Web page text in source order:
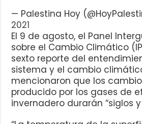
— Palestina Hoy
2021
El 9 de agosto, el Panel
sobre el Cambio Climático
sexto reporte del
sistema y el cambio
mencionaron que los
producido por los gases de
invernadero durarán “siglos y